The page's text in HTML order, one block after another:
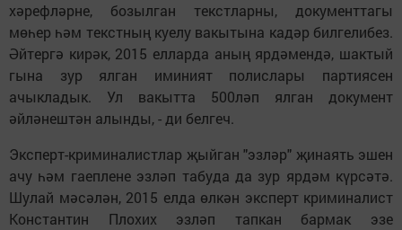
хәрефләрне, бозылган текстларны, документтагы
мөһер һәм текстның куелу вакытына кадәр билгелибез.
Әйтергә кирәк, 2015 елларда аның ярдәмендә, шактый
гына зур ялган иминият полислары партиясен
ачыкладык. Ул вакытта 500ләп ялган документ
әйләнештән алынды, - ди белгеч.
Эксперт-криминалистлар җыйган "эзләр" җинаять эшен
ачу һәм гаеплене эзләп табуда да зур ярдәм күрсәтә.
Шулай мәсәлән, 2015 елда өлкән эксперт криминалист
Константин Плохих эзләп тапкан бармак эзе